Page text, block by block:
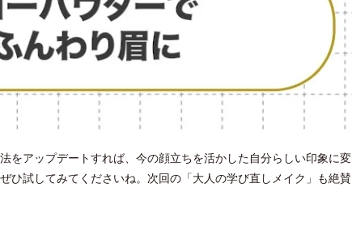
をアップデートすれば、今の顔立ちを活かした自分らしい印象に変
ひ試してみてくださいね。次回の「大人の学び直しメイク」も絶賛